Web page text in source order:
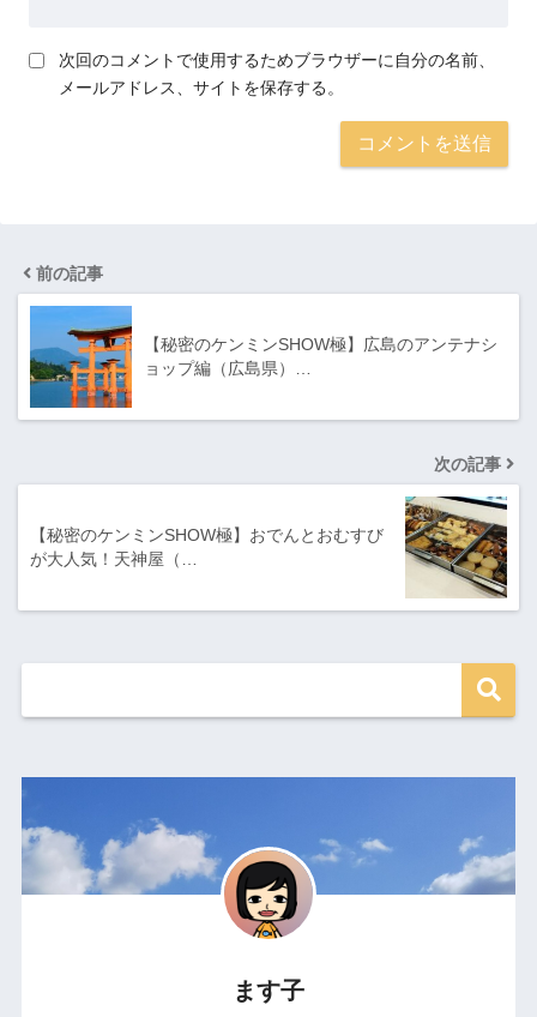
次回のコメントで使用するためブラウザーに自分の名前、
メールアドレス、サイトを保存する。
前の記事
【秘密のケンミンSHOW極】広島のアンテナシ
ョップ編（広島県）…
次の記事
【秘密のケンミンSHOW極】おでんとおむすび
が大人気！天神屋（…
ます子